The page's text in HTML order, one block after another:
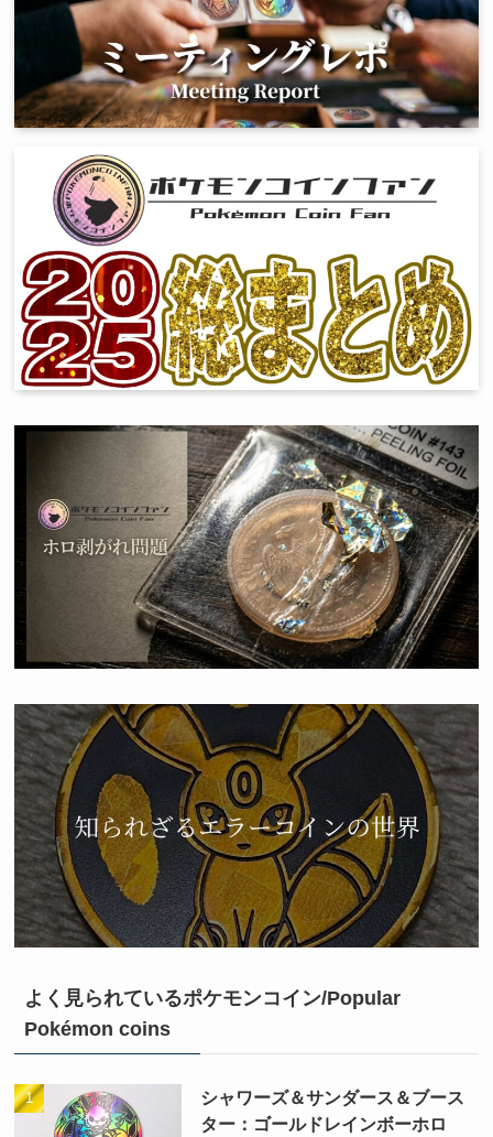
よく見られているポケモンコイン/Popular
Pokémon coins
シャワーズ＆サンダース＆ブース
ター：ゴールドレインボーホロ